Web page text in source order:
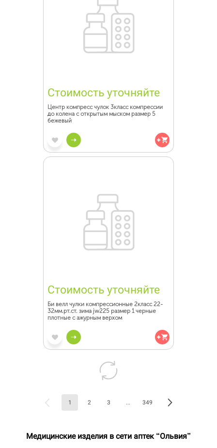
Стоимость уточняйте
Центр компресс чулок 3класс компрессии
до колена с открытым мыском размер 5
бежевый
Стоимость уточняйте
Би велл чулки компрессионные 2класс 22-
32мм.рт.ст. зима jw225 размер 1 черные
плотные с ажурным верхом
1 2 3 ... 349
Медицинские изделия в сети аптек “Ольвия”